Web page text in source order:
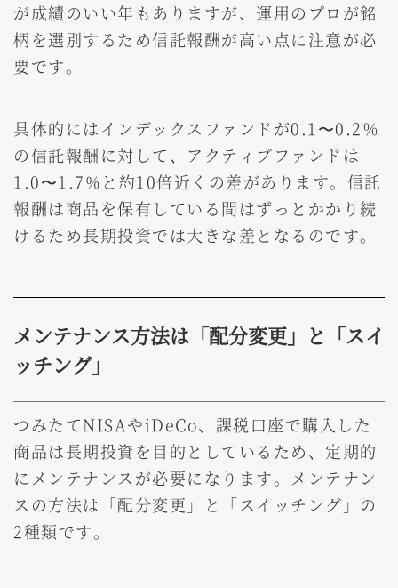
が成績のいい年もありますが、運用のプロが銘
柄を選別するため信託報酬が高い点に注意が必
要です。
具体的にはインデックスファンドが0.1〜0.2％
の信託報酬に対して、アクティブファンドは
1.0〜1.7%と約10倍近くの差があります。信託
報酬は商品を保有している間はずっとかかり続
けるため長期投資では大きな差となるのです。
メンテナンス方法は「配分変更」と「スイ
ッチング」
つみたてNISAやiDeCo、課税口座で購入した
商品は長期投資を目的としているため、定期的
にメンテナンスが必要になります。メンテナン
スの方法は「配分変更」と「スイッチング」の
2種類です。